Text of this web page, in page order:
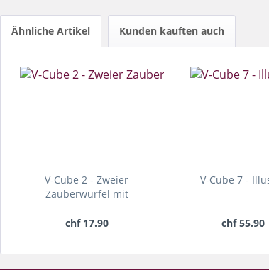
Ähnliche Artikel Kunden kauften auch
V-Cube 2 - Zweier
Zauberwürfel mit
chf 17.90
V-Cube 7 -
chf 55.90